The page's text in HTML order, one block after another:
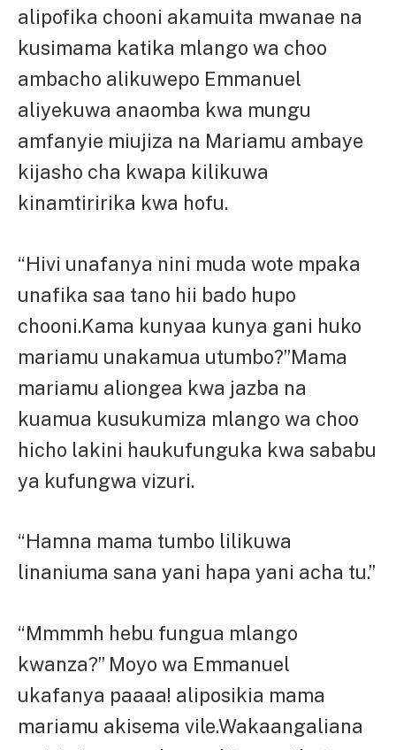
alipofika chooni akamuita mwanae na
kusimama katika mlango wa choo
ambacho alikuwepo Emmanuel
aliyekuwa anaomba kwa mungu
amfanyie miujiza na Mariamu ambaye
kijasho cha kwapa kilikuwa
kinamtiririka kwa hofu.
“Hivi unafanya nini muda wote mpaka
unafika saa tano hii bado hupo
chooni.Kama kunyaa kunya gani huko
mariamu unakamua utumbo?”Mama
mariamu aliongea kwa jazba na
kuamua kusukumiza mlango wa choo
hicho lakini haukufunguka kwa sababu
ya kufungwa vizuri.
“Hamna mama tumbo lilikuwa
linaniuma sana yani hapa yani acha tu.”
“Mmmmh hebu fungua mlango
kwanza?” Moyo wa Emmanuel
ukafanya paaaa! aliposikia mama
mariamu akisema vile.Wakaangaliana